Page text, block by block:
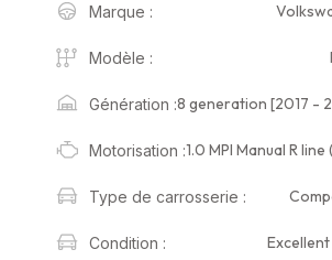
Marque :
Modèle :
Génération :8 generation [2017 -
Motorisation :1.0 MPI Manual R line
Type de carrosserie :
Condition :